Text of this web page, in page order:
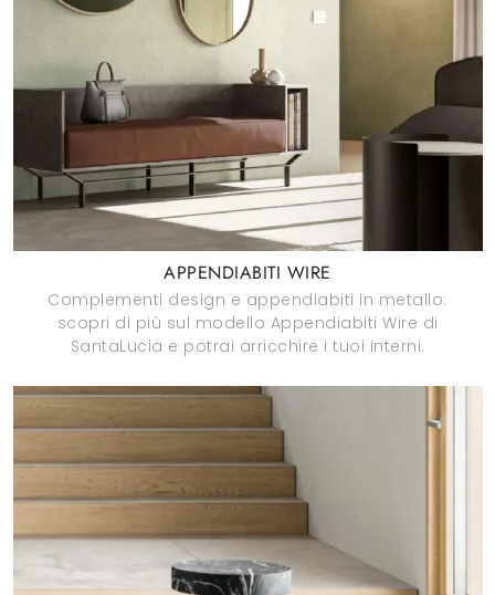
APPENDIABITI WIRE
Complementi design e appendiabiti in metallo:
scopri di più sul modello Appendiabiti Wire di
SantaLucia e potrai arricchire i tuoi interni.